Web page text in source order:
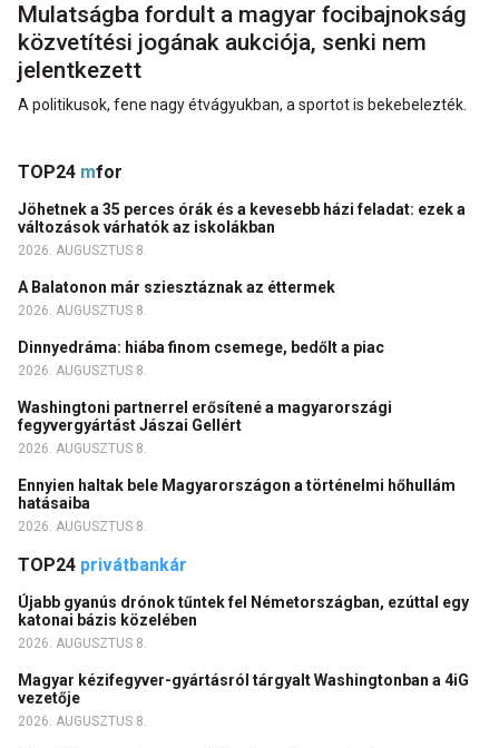
Mulatságba fordult a magyar focibajnokság
közvetítési jogának aukciója, senki nem
jelentkezett
A politikusok, fene nagy étvágyukban, a sportot is bekebelezték.
TOP24 mfor
Jöhetnek a 35 perces órák és a kevesebb házi feladat: ezek a
változások várhatók az iskolákban
2026. AUGUSZTUS 8.
A Balatonon már sziesztáznak az éttermek
2026. AUGUSZTUS 8.
Dinnyedráma: hiába finom csemege, bedőlt a piac
2026. AUGUSZTUS 8.
Washingtoni partnerrel erősítené a magyarországi
fegyvergyártást Jászai Gellért
2026. AUGUSZTUS 8.
Ennyien haltak bele Magyarországon a történelmi hőhullám
hatásaiba
2026. AUGUSZTUS 8.
TOP24 privátbankár
Újabb gyanús drónok tűntek fel Németországban, ezúttal egy
katonai bázis közelében
2026. AUGUSZTUS 8.
Magyar kézifegyver-gyártásról tárgyalt Washingtonban a 4iG
vezetője
2026. AUGUSZTUS 8.